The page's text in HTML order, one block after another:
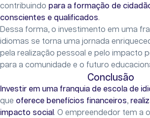
contribuindo para a formação de
conscientes e qualificados.
Dessa forma, o investimento em uma
idiomas se torna uma jornada
pela realização pessoal e pelo impacto
para a comunidade e o futuro
Conclusão
Investir em uma franquia de escola de
que oferece benefícios financeiros,
impacto social. O empreendedor tem a